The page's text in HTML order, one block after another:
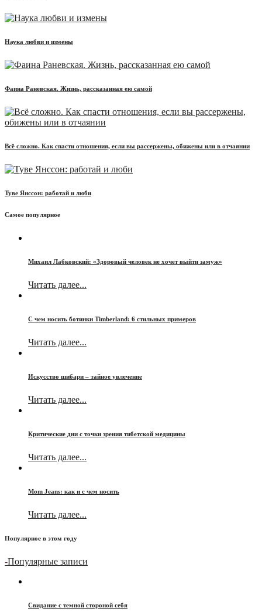
Наука любви и измены
Фаина Раневская. Жизнь, рассказанная ею самой
Всё сложно. Как спасти отношения, если вы рассержены, обижены или в отчаянии
Туве Янссон: работай и люби
Самое популярное
Михаил Лабковский: «Здоровый человек не хочет выйти замуж»
Читать далее...
С чем носить ботинки Timberland: 6 стильных примеров
Читать далее...
Искусство шибари – тайное увлечение
Читать далее...
Критические дни с точки зрения тибетской медицины
Читать далее...
Mom Jeans: как и с чем носить
Читать далее...
Популярное в этом году
-Популярные записи
Свидание с темной стороной себя